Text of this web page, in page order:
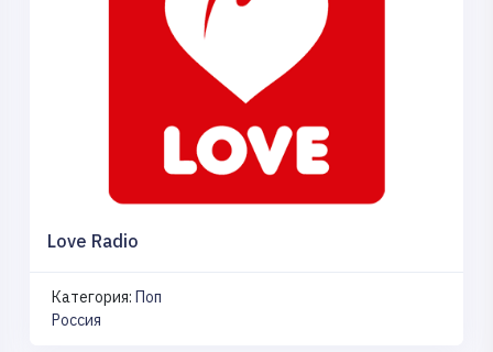
Love Radio
Категория: Поп
Россия